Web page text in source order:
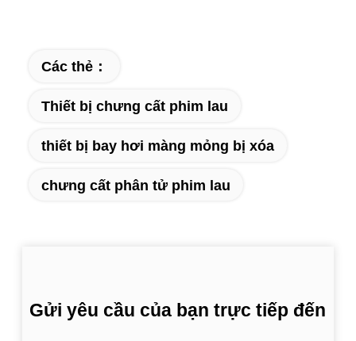
Các thẻ：
Thiết bị chưng cất phim lau
thiết bị bay hơi màng mỏng bị xóa
chưng cất phân tử phim lau
Gửi yêu cầu của bạn trực tiếp đến